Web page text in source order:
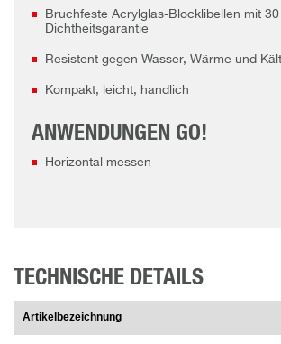
Bruchfeste Acrylglas-Blocklibellen mit
Dichtheitsgarantie
Resistent gegen Wasser, Wärme und
Kompakt, leicht, handlich
ANWENDUNGEN GO!
Horizontal messen
TECHNISCHE DETAILS
Artikelbezeichnung